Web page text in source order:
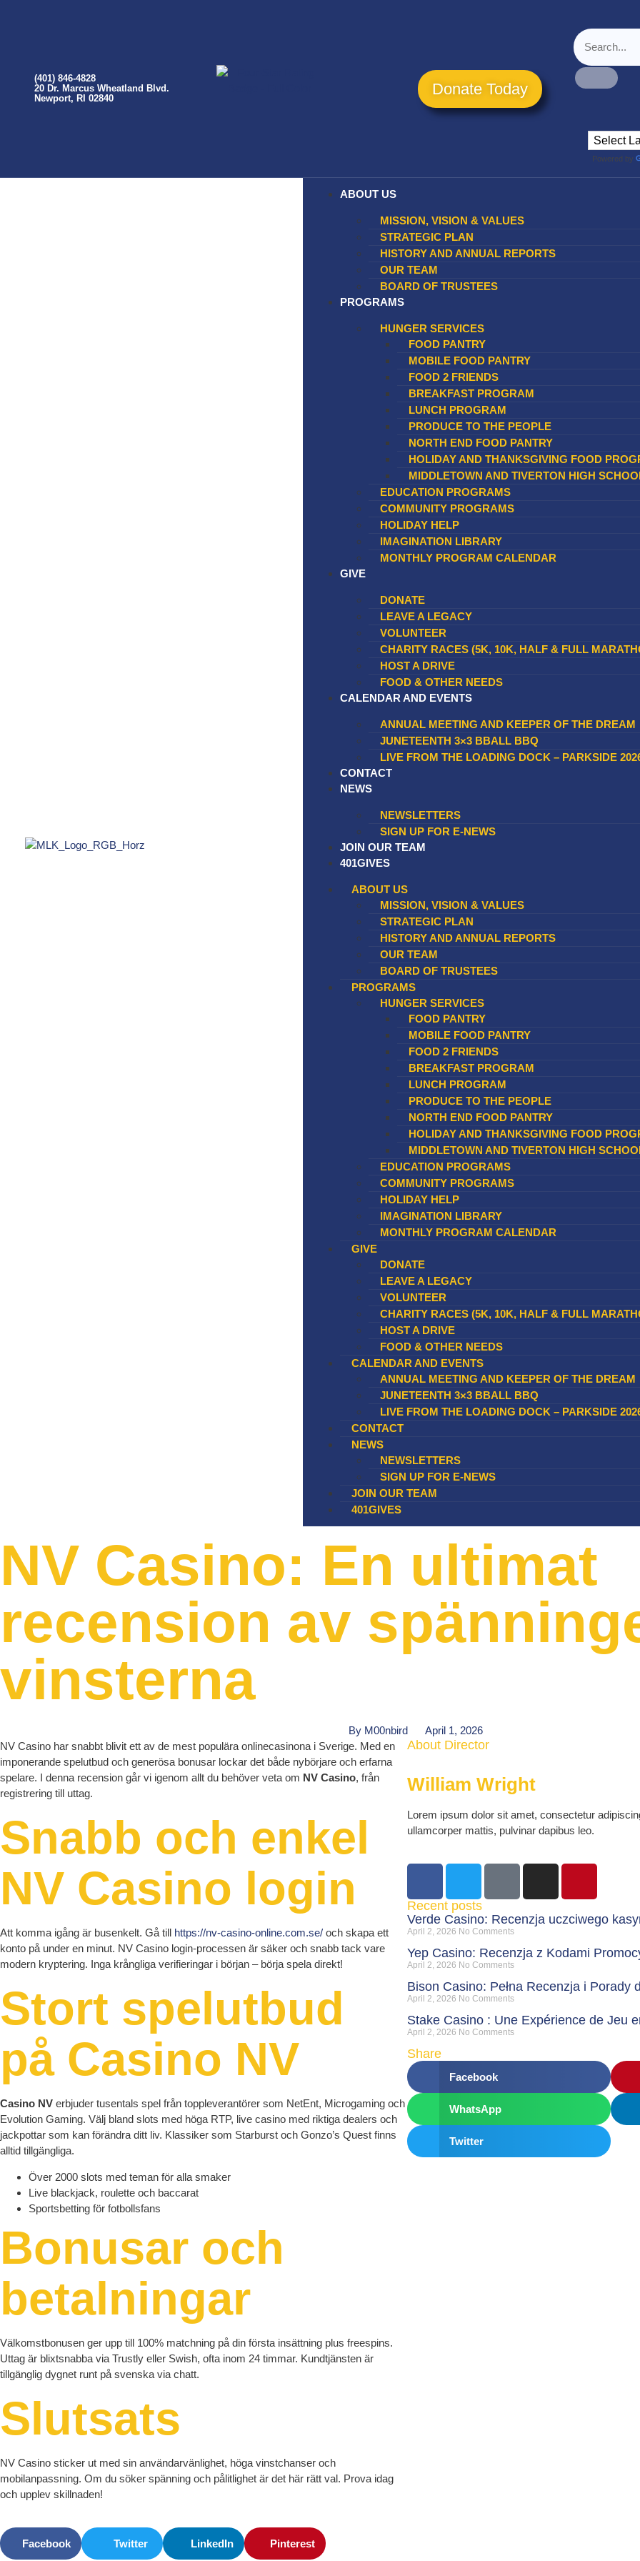
(401) 846-4828
20 Dr. Marcus Wheatland Blvd.
Newport, RI 02840
Donate Today
Powered by
ABOUT US
MISSION, VISION & VALUES
STRATEGIC PLAN
HISTORY AND ANNUAL REPORTS
OUR TEAM
BOARD OF TRUSTEES
PROGRAMS
HUNGER SERVICES
FOOD PANTRY
MOBILE FOOD PANTRY
FOOD 2 FRIENDS
BREAKFAST PROGRAM
LUNCH PROGRAM
PRODUCE TO THE PEOPLE​
NORTH END FOOD PANTRY
HOLIDAY AND THANKSGIVING FOOD
MIDDLETOWN AND TIVERTON HIGH
EDUCATION PROGRAMS
COMMUNITY PROGRAMS
HOLIDAY HELP
IMAGINATION LIBRARY
MONTHLY PROGRAM CALENDAR
GIVE
DONATE
LEAVE A LEGACY
VOLUNTEER
CHARITY RACES (5K, 10K, HALF & FULL
HOST A DRIVE
FOOD & OTHER NEEDS
CALENDAR AND EVENTS
ANNUAL MEETING AND KEEPER OF THE DREAM
JUNETEENTH 3×3 BBALL BBQ
LIVE FROM THE LOADING DOCK – PARKSIDE
CONTACT
NEWS
NEWSLETTERS
SIGN UP FOR E-NEWS
JOIN OUR TEAM
401GIVES
ABOUT US
MISSION, VISION & VALUES
STRATEGIC PLAN
HISTORY AND ANNUAL REPORTS
OUR TEAM
BOARD OF TRUSTEES
PROGRAMS
HUNGER SERVICES
FOOD PANTRY
MOBILE FOOD PANTRY
FOOD 2 FRIENDS
BREAKFAST PROGRAM
LUNCH PROGRAM
PRODUCE TO THE PEOPLE​
NORTH END FOOD PANTRY
HOLIDAY AND THANKSGIVING FOOD
MIDDLETOWN AND TIVERTON HIGH
EDUCATION PROGRAMS
COMMUNITY PROGRAMS
HOLIDAY HELP
IMAGINATION LIBRARY
MONTHLY PROGRAM CALENDAR
GIVE
DONATE
LEAVE A LEGACY
VOLUNTEER
CHARITY RACES (5K, 10K, HALF & FULL
HOST A DRIVE
FOOD & OTHER NEEDS
CALENDAR AND EVENTS
ANNUAL MEETING AND KEEPER OF THE DREAM
JUNETEENTH 3×3 BBALL BBQ
LIVE FROM THE LOADING DOCK – PARKSIDE
CONTACT
NEWS
NEWSLETTERS
SIGN UP FOR E-NEWS
JOIN OUR TEAM
401GIVES
NV Casino: En ultimat
recension av
vinsterna
By M00nbird
April 1, 2026
NV Casino har snabbt blivit ett av de mest populära onlinecasinona i Sverige. Med en
imponerande spelutbud och generösa bonusar lockar det både nybörjare och erfarna
spelare. I denna recension går vi igenom allt du behöver veta om NV Casino, från
registrering till uttag.
Snabb och enkel
NV Casino login
Att komma igång är busenkelt. Gå till https://nv-casino-online.com.se/ och skapa ett
konto på under en minut. NV Casino login-processen är säker och snabb tack vare
modern kryptering. Inga krångliga verifieringar i början – börja spela direkt!
Stort spelutbud
på Casino NV
Casino NV erbjuder tusentals spel från toppleverantörer som NetEnt, Microgaming och
Evolution Gaming. Välj bland slots med höga RTP, live casino med riktiga dealers och
jackpottar som kan förändra ditt liv. Klassiker som Starburst och Gonzo’s Quest finns
alltid tillgängliga.
Över 2000 slots med teman för alla smaker
Live blackjack, roulette och baccarat
Sportsbetting för fotbollsfans
Bonusar och
betalningar
Välkomstbonusen ger upp till 100% matchning på din första insättning plus freespins.
Uttag är blixtsnabba via Trustly eller Swish, ofta inom 24 timmar. Kundtjänsten är
tillgänglig dygnet runt på svenska via chatt.
Slutsats
NV Casino sticker ut med sin användarvänlighet, höga vinstchanser och
mobilanpassning. Om du söker spänning och pålitlighet är det här rätt val. Prova idag
och upplev skillnaden!
Facebook Twitter LinkedIn Pinterest
About Director
William Wright
Lorem ipsum dolor sit amet, consectetur
ullamcorper mattis, pulvinar dapibus leo.
Recent posts
Verde Casino: Recenzja uczciwego
April 2, 2026 No Comments
Yep Casino: Recenzja z Kodami
April 2, 2026 No Comments
Bison Casino: Pełna Recenzja i Porady
April 2, 2026 No Comments
Stake Casino : Une Expérience de Jeu
April 2, 2026 No Comments
Share
Facebook
WhatsApp
Twitter